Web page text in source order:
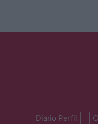
Diario Perfil